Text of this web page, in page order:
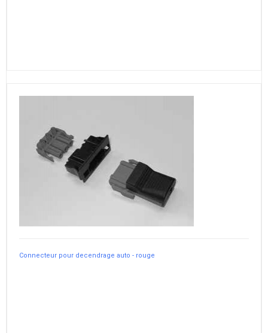
Connecteur pour decendrage auto - rouge